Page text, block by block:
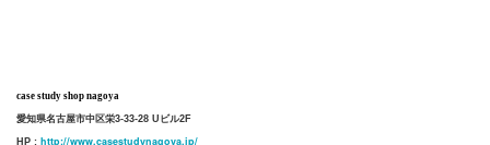
case study shop nagoya
愛知県名古屋市中区栄3-33-28 Uビル2F
HP : http://www.casestudynagoya.jp/